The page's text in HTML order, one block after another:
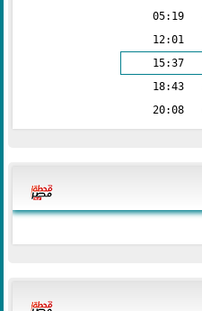
05:19
12:01
15:37
18:43
20:08